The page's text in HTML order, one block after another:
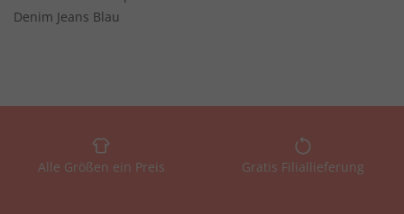
Denim Jeans Blau
Alle Größen ein Preis Gratis Filiallieferung